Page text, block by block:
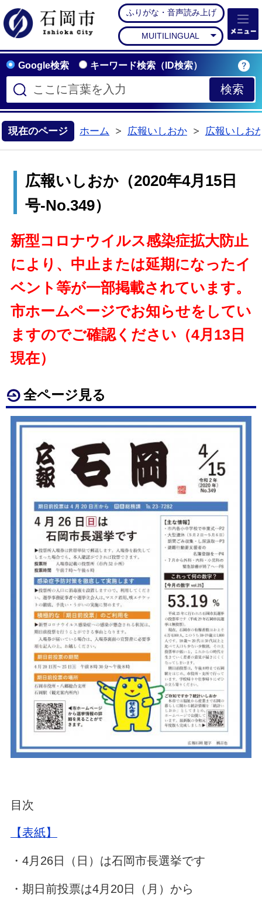
石岡市公式ホームペー
ふりがな・音声読み上げ
MUITILINGUAL
Google検索 キーワード検索（ID検索）
現在のページ ホーム
広報いしおか
広報いしお
広報いしおか（2020年4月15日
号-No.349）
新型コロナウイルス感染症拡大防止
により、中止または延期になったイ
ベント等が一部掲載されています。
市ホームページでお知らせをしてい
ますのでご確認ください（4月13日
現在）
全ページ見る
目次
【表紙】
・4月26日（日）は石岡市長選挙です
・期日前投票は4月20日（月）から